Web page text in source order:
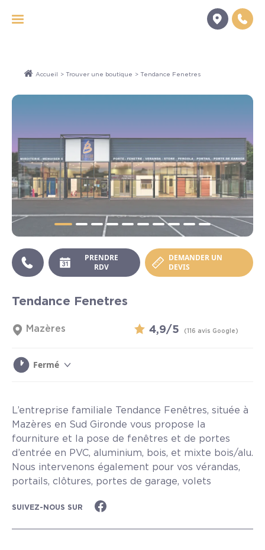
Accueil > Trouver une boutique > Tendance Fenetres
Tendance Fenetres
Mazères 4,9/5 (116 avis Google)
PRENDRE
RDV
DEMANDER UN
DEVIS
Fermé
L’entreprise familiale Tendance Fenêtres, située à
Mazères en Sud Gironde vous propose la
fourniture et la pose de fenêtres et de portes
d’entrée en PVC, aluminium, bois, et mixte bois/alu.
Nous intervenons également pour vos vérandas,
portails, clôtures, portes de garage, volets
SUIVEZ-NOUS SUR